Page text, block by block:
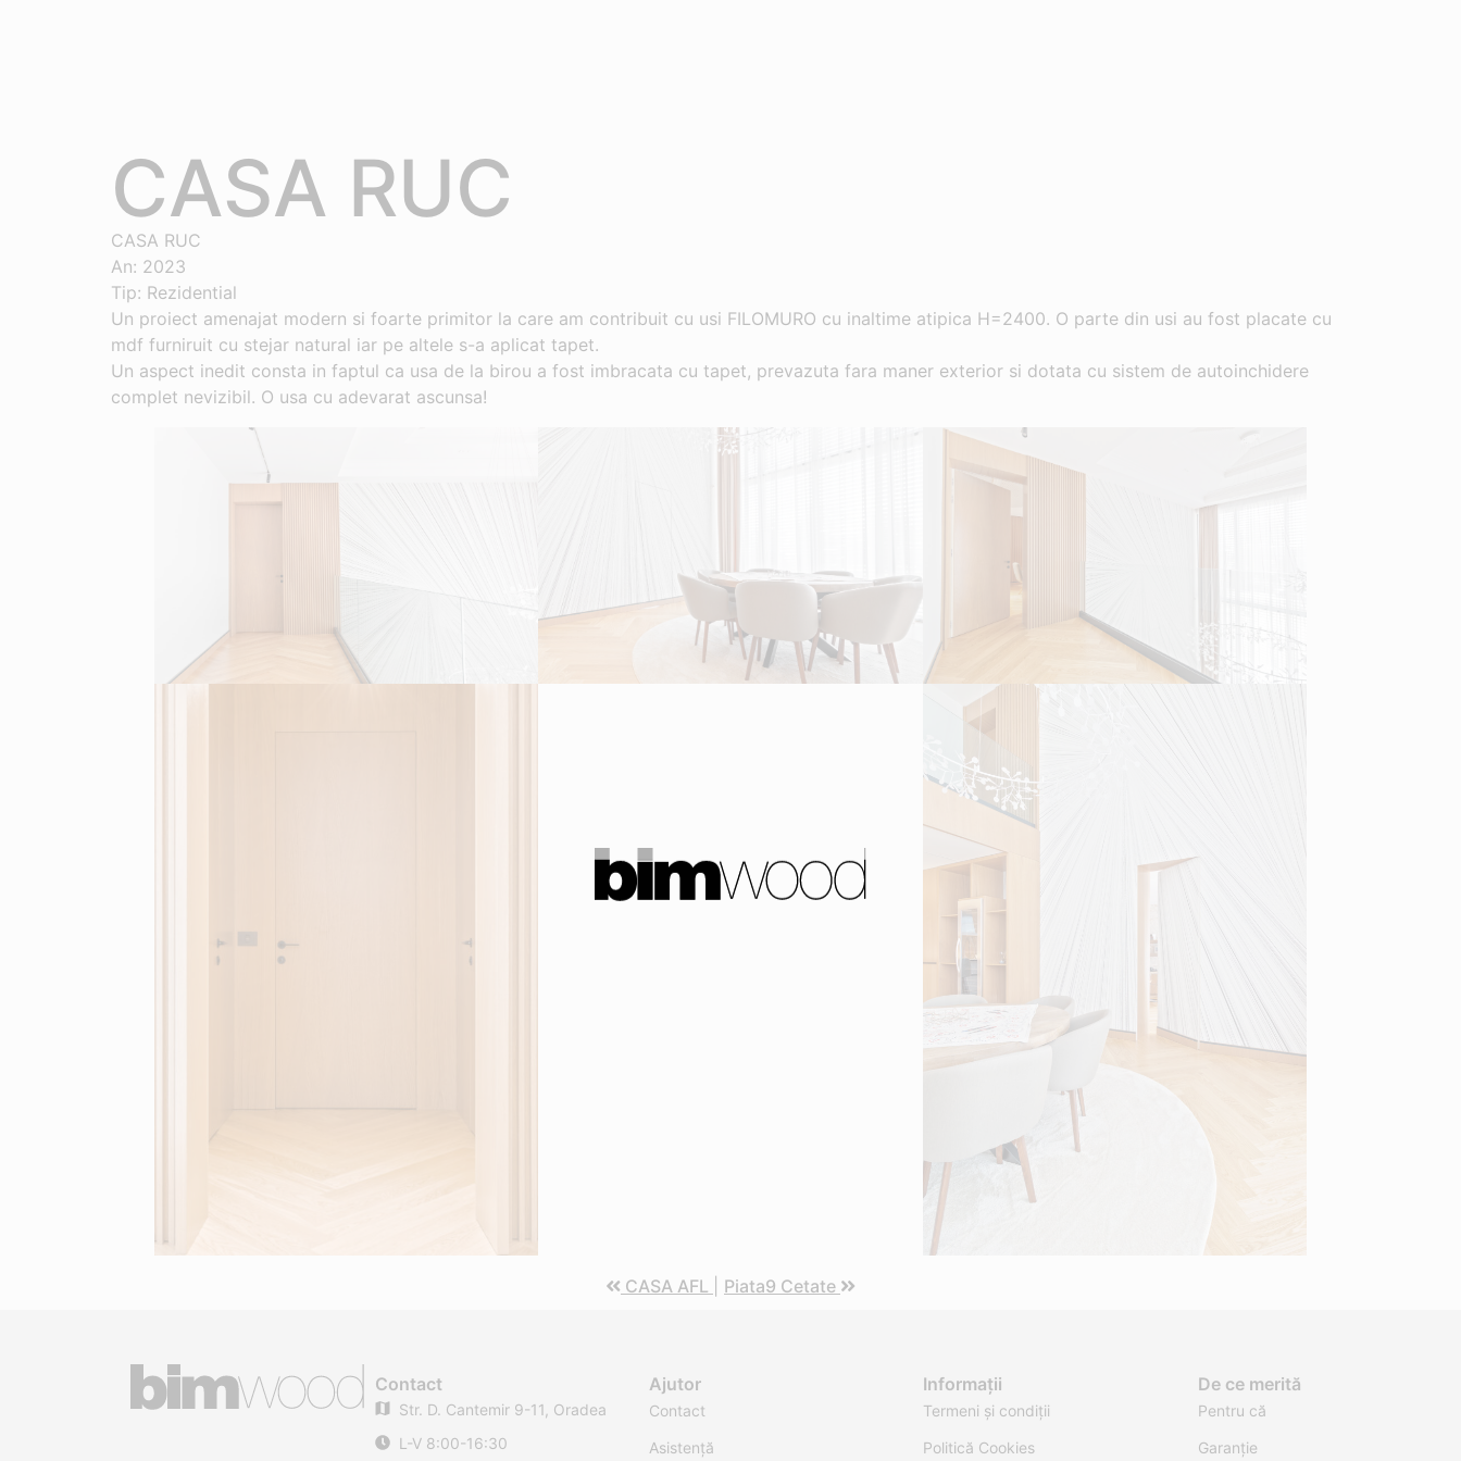
CASA RUC
CASA RUC
An: 2023
Tip: Rezidential
Un proiect amenajat modern si foarte primitor la care am contribuit cu usi FILOMURO cu inaltime atipica H=2400. O parte din usi au fost placate cu
mdf furniruit cu stejar natural iar pe altele s-a aplicat tapet.
Un aspect inedit consta in faptul ca usa de la birou a fost imbracata cu tapet, prevazuta fara maner exterior si dotata cu sistem de autoinchidere
complet nevizibil. O usa cu adevarat ascunsa!
CASA AFL Piata9 Cetate
Contact
Str. D. Cantemir 9-11, Oradea
L-V 8:00-16:30
Ajutor
Contact
Asistență
Informații
Termeni și condiții
Politică Cookies
De ce merită
Pentru că
Garanție